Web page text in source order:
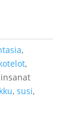
,
,
, susi,